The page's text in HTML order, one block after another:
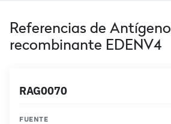
Referencias de Antígeno
recombinante EDENV4
RAG0070
FUENTE